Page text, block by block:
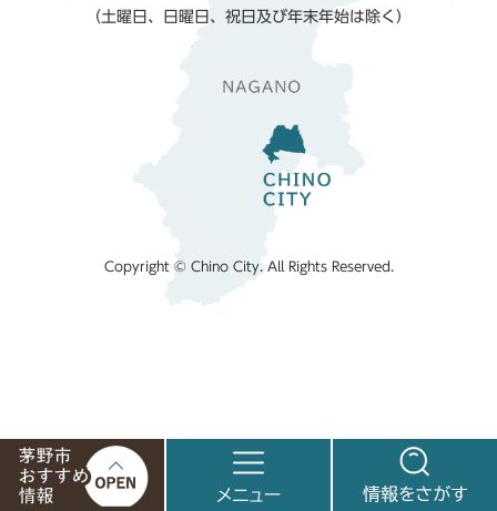
（土曜日、日曜日、祝日及び年末年始は除く）
Copyright © Chino City. All Rights Reserved.